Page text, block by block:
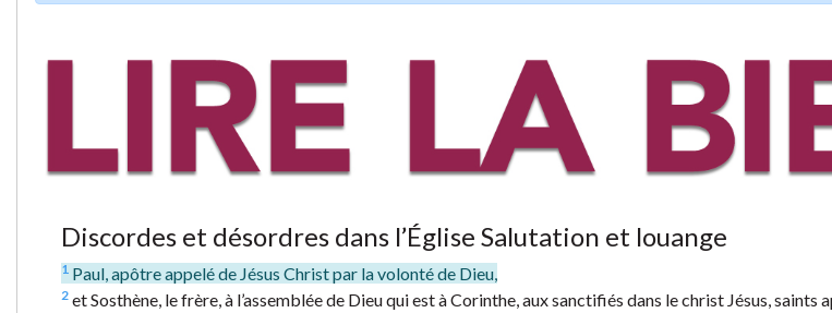
Discordes et désordres dans l’Église Salutation et louange
1 Paul, apôtre appelé de Jésus Christ par la volonté de Dieu,
2 et Sosthène, le frère, à l’assemblée de Dieu qui est à Corinthe, aux sanctifiés dans le christ Jésus, saints